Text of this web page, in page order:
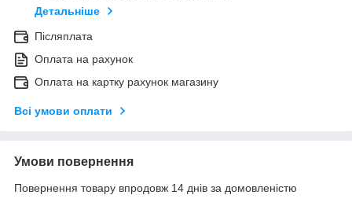
Детальніше
Післяплата
Оплата на рахунок
Оплата на картку рахунок магазину
Всі умови оплати
Умови повернення
Повернення товару впродовж 14 днів за домовленістю